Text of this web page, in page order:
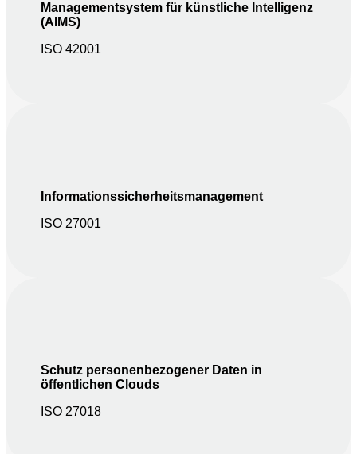
Managementsystem für künstliche Intelligenz
(AIMS)
ISO 42001
Informationssicherheitsmanagement
ISO 27001
Schutz personenbezogener Daten in
öffentlichen Clouds
ISO 27018